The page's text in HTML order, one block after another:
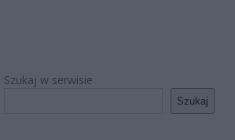
Szukaj w serwisie
Szukaj